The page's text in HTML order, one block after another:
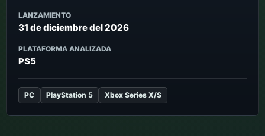
LANZAMIENTO
31 de diciembre del 2026
PLATAFORMA ANALIZADA
PS5
PC PlayStation 5 Xbox Series X/S